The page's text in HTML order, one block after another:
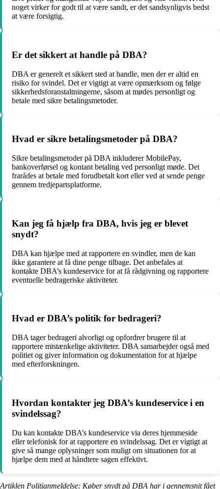
noget virker for godt til at være sandt, er det sandsynligvis bedst
at være forsigtig.
Er det sikkert at handle på DBA?
DBA er generelt et sikkert sted at handle, men der er altid en
risiko for svindel. Det er vigtigt at være opmærksom og følge
sikkerhedsforanstaltningerne, såsom at mødes personligt og
betale med sikre betalingsmetoder.
Hvad er sikre betalingsmetoder på DBA?
Sikre betalingsmetoder på DBA inkluderer MobilePay,
bankoverførsel og kontant betaling ved personligt møde. Det
frarådes at betale med forudbetalt kort eller ved at sende penge
gennem tredjepartsplatforme.
Kan jeg få hjælp fra DBA, hvis jeg er blevet
snydt?
DBA kan hjælpe med at rapportere en svindler, men de kan
ikke garantere at få dine penge tilbage. Det anbefales at
kontakte DBA’s kundeservice for at få rådgivning og rapportere
eventuelle bedrageriske aktiviteter.
Hvad er DBA’s politik for bedrageri?
DBA tager bedrageri alvorligt og opfordrer brugere til at
rapportere mistænkelige aktiviteter. DBA samarbejder også med
politiet og giver information og dokumentation for at hjælpe
med efterforskningen.
Hvordan kontakter jeg DBA’s kundeservice i en
svindelssag?
Du kan kontakte DBA’s kundeservice via deres hjemmeside
eller telefonisk for at rapportere en svindelssag. Det er vigtigt at
give så mange oplysninger som muligt om situationen for at
hjælpe dem med at håndtere sagen effektivt.
Artiklen Politianmeldelse: Køber snydt på DBA har i gennemsnit fået